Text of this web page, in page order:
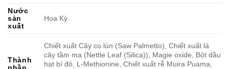
Nước
sản
xuất
Hoa Kỳ
Thành
Chiết xuất Cây cọ lùn (Saw Palmetto), Chiết xuất lá
cây tầm ma (Nettle Leaf (Silica)), Magie oxide, Bột dầu
hạt bí đỏ, L-Methionine, Chiết xuất rễ Muira Puama,